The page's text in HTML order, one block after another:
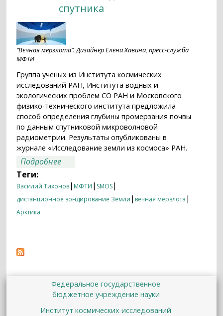
спутника
“Вечная мерзлота”. Дизайнер Елена Хавина, пресс-служба
МФТИ
Группа ученых из Института космических
исследований РАН, Института водных и
экологических проблем СО РАН и Московского
физико-технического института предложила
способ определения глубины промерзания почвы
по данным спутниковой микроволновой
радиометрии. Результаты опубликованы в
журнале «Исследование земли из космоса» РАН.
Подробнее
спутника
Теги:
Василий Тихонов| МФТИ | SMOS|
дистанционное зондирование Земли | вечная мерзлота |
Арктика
Федеральное государственное
бюджетное учреждение науки
Институт космических исследований